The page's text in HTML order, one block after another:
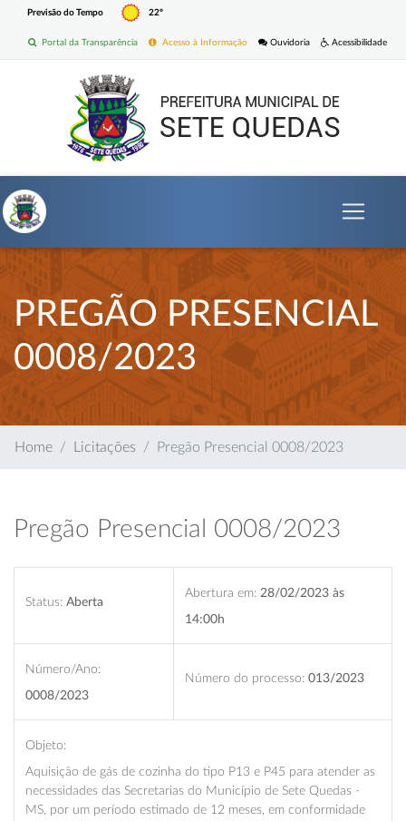
Previsão do Tempo 22º
Acessibilidade
Ouvidoria
Acesso à Informação
Portal da Transparência
PREGÃO PRESENCIAL
0008/2023
Home Licitações Pregão Presencial 0008/2023
Pregão Presencial 0008/2023
Status: Aberta
Abertura em: 28/02/2023 às
14:00h
Número/Ano:
0008/2023
Número do processo: 013/2023
Objeto:
Aquisição de gás de cozinha do tipo P13 e P45 para atender as
necessidades das Secretarias do Município de Sete Quedas -
MS, por um período estimado de 12 meses, em conformidade